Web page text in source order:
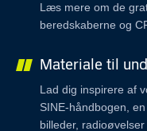
Læs mere om de
beredskaberne og
Materiale til
Lad dig inspirere af
SINE-håndbogen,
billeder,